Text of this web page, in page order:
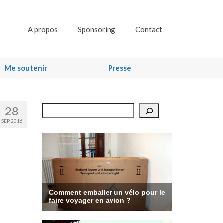
A propos Sponsoring Contact
Me soutenir Presse
28
SEP 2016